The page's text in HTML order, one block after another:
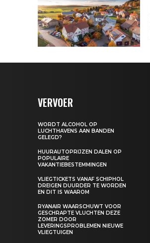
VERVOER
WORDT ALCOHOL OP
LUCHTHAVENS AAN BANDEN
GELEGD?
HUURAUTOPRIJZEN DALEN OP
POPULAIRE
VAKANTIEBESTEMMINGEN
VLIEGTICKETS VANAF SCHIPHOL
DREIGEN DUURDER TE WORDEN
EN DIT IS WAAROM
RYANAIR WAARSCHUWT VOOR
GESCHRAPTE VLUCHTEN DEZE
ZOMER DOOR
LEVERINGSPROBLEMEN NIEUWE
VLIEGTUIGEN